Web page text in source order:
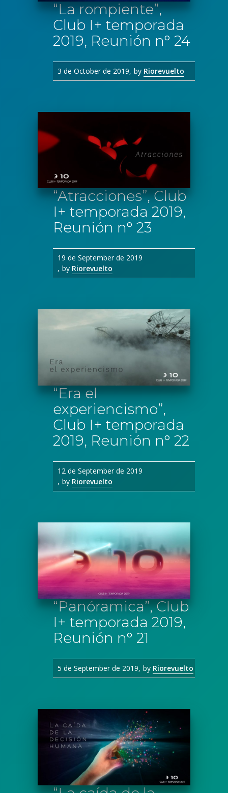
“La rompiente”,
Club I+ temporada
2019, Reunión n° 24
3 de October de 2019 by Riorevuelto
“Atracciones”, Club
I+ temporada 2019,
Reunión n° 23
19 de September de 2019
by Riorevuelto
“Era el
experiencismo”,
Club I+ temporada
2019, Reunión n° 22
12 de September de 2019
by Riorevuelto
“Panóramica”, Club
I+ temporada 2019,
Reunión n° 21
5 de September de 2019 by Riorevuelto